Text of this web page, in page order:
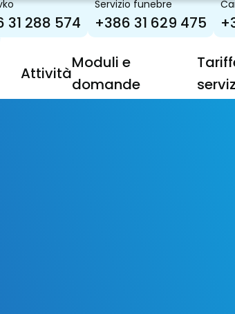
31 288 574
Servizio funebre
+386 31 629 475
Attività
Moduli e
domande